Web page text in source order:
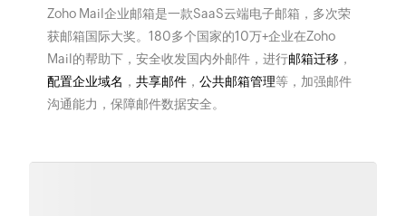
Zoho Mail企业邮箱是一款SaaS云端电子邮箱，多次荣
获邮箱国际大奖。180多个国家的10万+企业在Zoho
Mail的帮助下，安全收发国内外邮件，进行邮箱迁移 ，
配置企业域名 ， 共享邮件， 公共邮箱管理等，加强邮件
沟通能力，保障邮件数据安全。